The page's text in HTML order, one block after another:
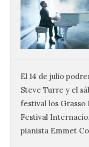
El 14 de julio
Steve Turre y el
festival los
Festival
pianista Emmet